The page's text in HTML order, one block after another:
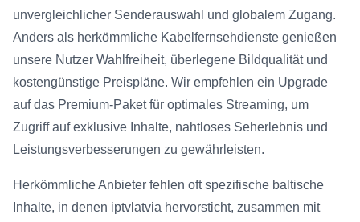
unvergleichlicher Senderauswahl und globalem Zugang.
Anders als herkömmliche Kabelfernsehdienste genießen
unsere Nutzer Wahlfreiheit, überlegene Bildqualität und
kostengünstige Preispläne. Wir empfehlen ein Upgrade
auf das Premium-Paket für optimales Streaming, um
Zugriff auf exklusive Inhalte, nahtloses Seherlebnis und
Leistungsverbesserungen zu gewährleisten.
Herkömmliche Anbieter fehlen oft spezifische baltische
Inhalte, in denen iptvlatvia hervorsticht, zusammen mit